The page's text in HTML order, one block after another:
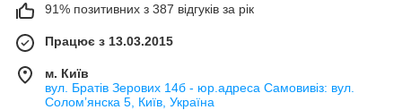
91% позитивних з 387 відгуків за рік
Працює з 13.03.2015
м. Київ
вул. Братів Зерових 14б - юр.адреса Самовивіз: вул.
Соломʼянска 5, Київ, Україна